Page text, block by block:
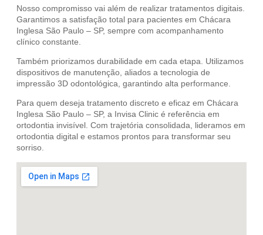
Nosso compromisso vai além de realizar tratamentos digitais.
Garantimos a satisfação total para pacientes em Chácara
Inglesa São Paulo – SP, sempre com acompanhamento
clínico constante.
Também priorizamos durabilidade em cada etapa. Utilizamos
dispositivos de manutenção, aliados a tecnologia de
impressão 3D odontológica, garantindo alta performance.
Para quem deseja tratamento discreto e eficaz em Chácara
Inglesa São Paulo – SP, a Invisa Clinic é referência em
ortodontia invisível. Com trajetória consolidada, lideramos em
ortodontia digital e estamos prontos para transformar seu
sorriso.